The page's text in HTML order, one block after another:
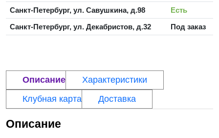
Санкт-Петербург, ул. Савушкина, д.98
Есть
Санкт-Петербург, ул. Декабристов, д.32
Под заказ
Описание
Характеристики
Клубная карта
Доставка
Описание